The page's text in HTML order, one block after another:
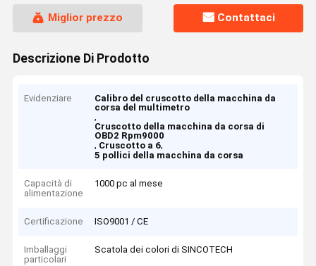
Miglior prezzo Contattaci
Descrizione Di Prodotto
Evidenziare
Calibro del cruscotto della macchina da
corsa del multimetro
,
Cruscotto della macchina da corsa di
OBD2 Rpm9000
, Cruscotto a 6,
5 pollici della macchina da corsa
Capacità di
alimentazione
1000 pc al mese
Certificazione ISO9001 / CE
Imballaggi
particolari
Scatola dei colori di SINCOTECH